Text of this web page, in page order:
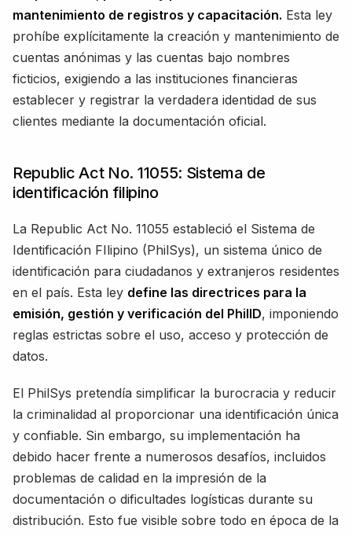
mantenimiento de registros y capacitación. Esta ley
prohíbe explícitamente la creación y mantenimiento de
cuentas anónimas y las cuentas bajo nombres
ficticios, exigiendo a las instituciones financieras
establecer y registrar la verdadera identidad de sus
clientes mediante la documentación oficial.
Republic Act No. 11055: Sistema de
identificación filipino
La Republic Act No. 11055 estableció el Sistema de
Identificación FIlipino (PhilSys), un sistema único de
identificación para ciudadanos y extranjeros residentes
en el país. Esta ley define las directrices para la
emisión, gestión y verificación del PhilID, imponiendo
reglas estrictas sobre el uso, acceso y protección de
datos.
El PhilSys pretendía simplificar la burocracia y reducir
la criminalidad al proporcionar una identificación única
y confiable. Sin embargo, su implementación ha
debido hacer frente a numerosos desafíos, incluidos
problemas de calidad en la impresión de la
documentación o dificultades logísticas durante su
distribución. Esto fue visible sobre todo en época de la